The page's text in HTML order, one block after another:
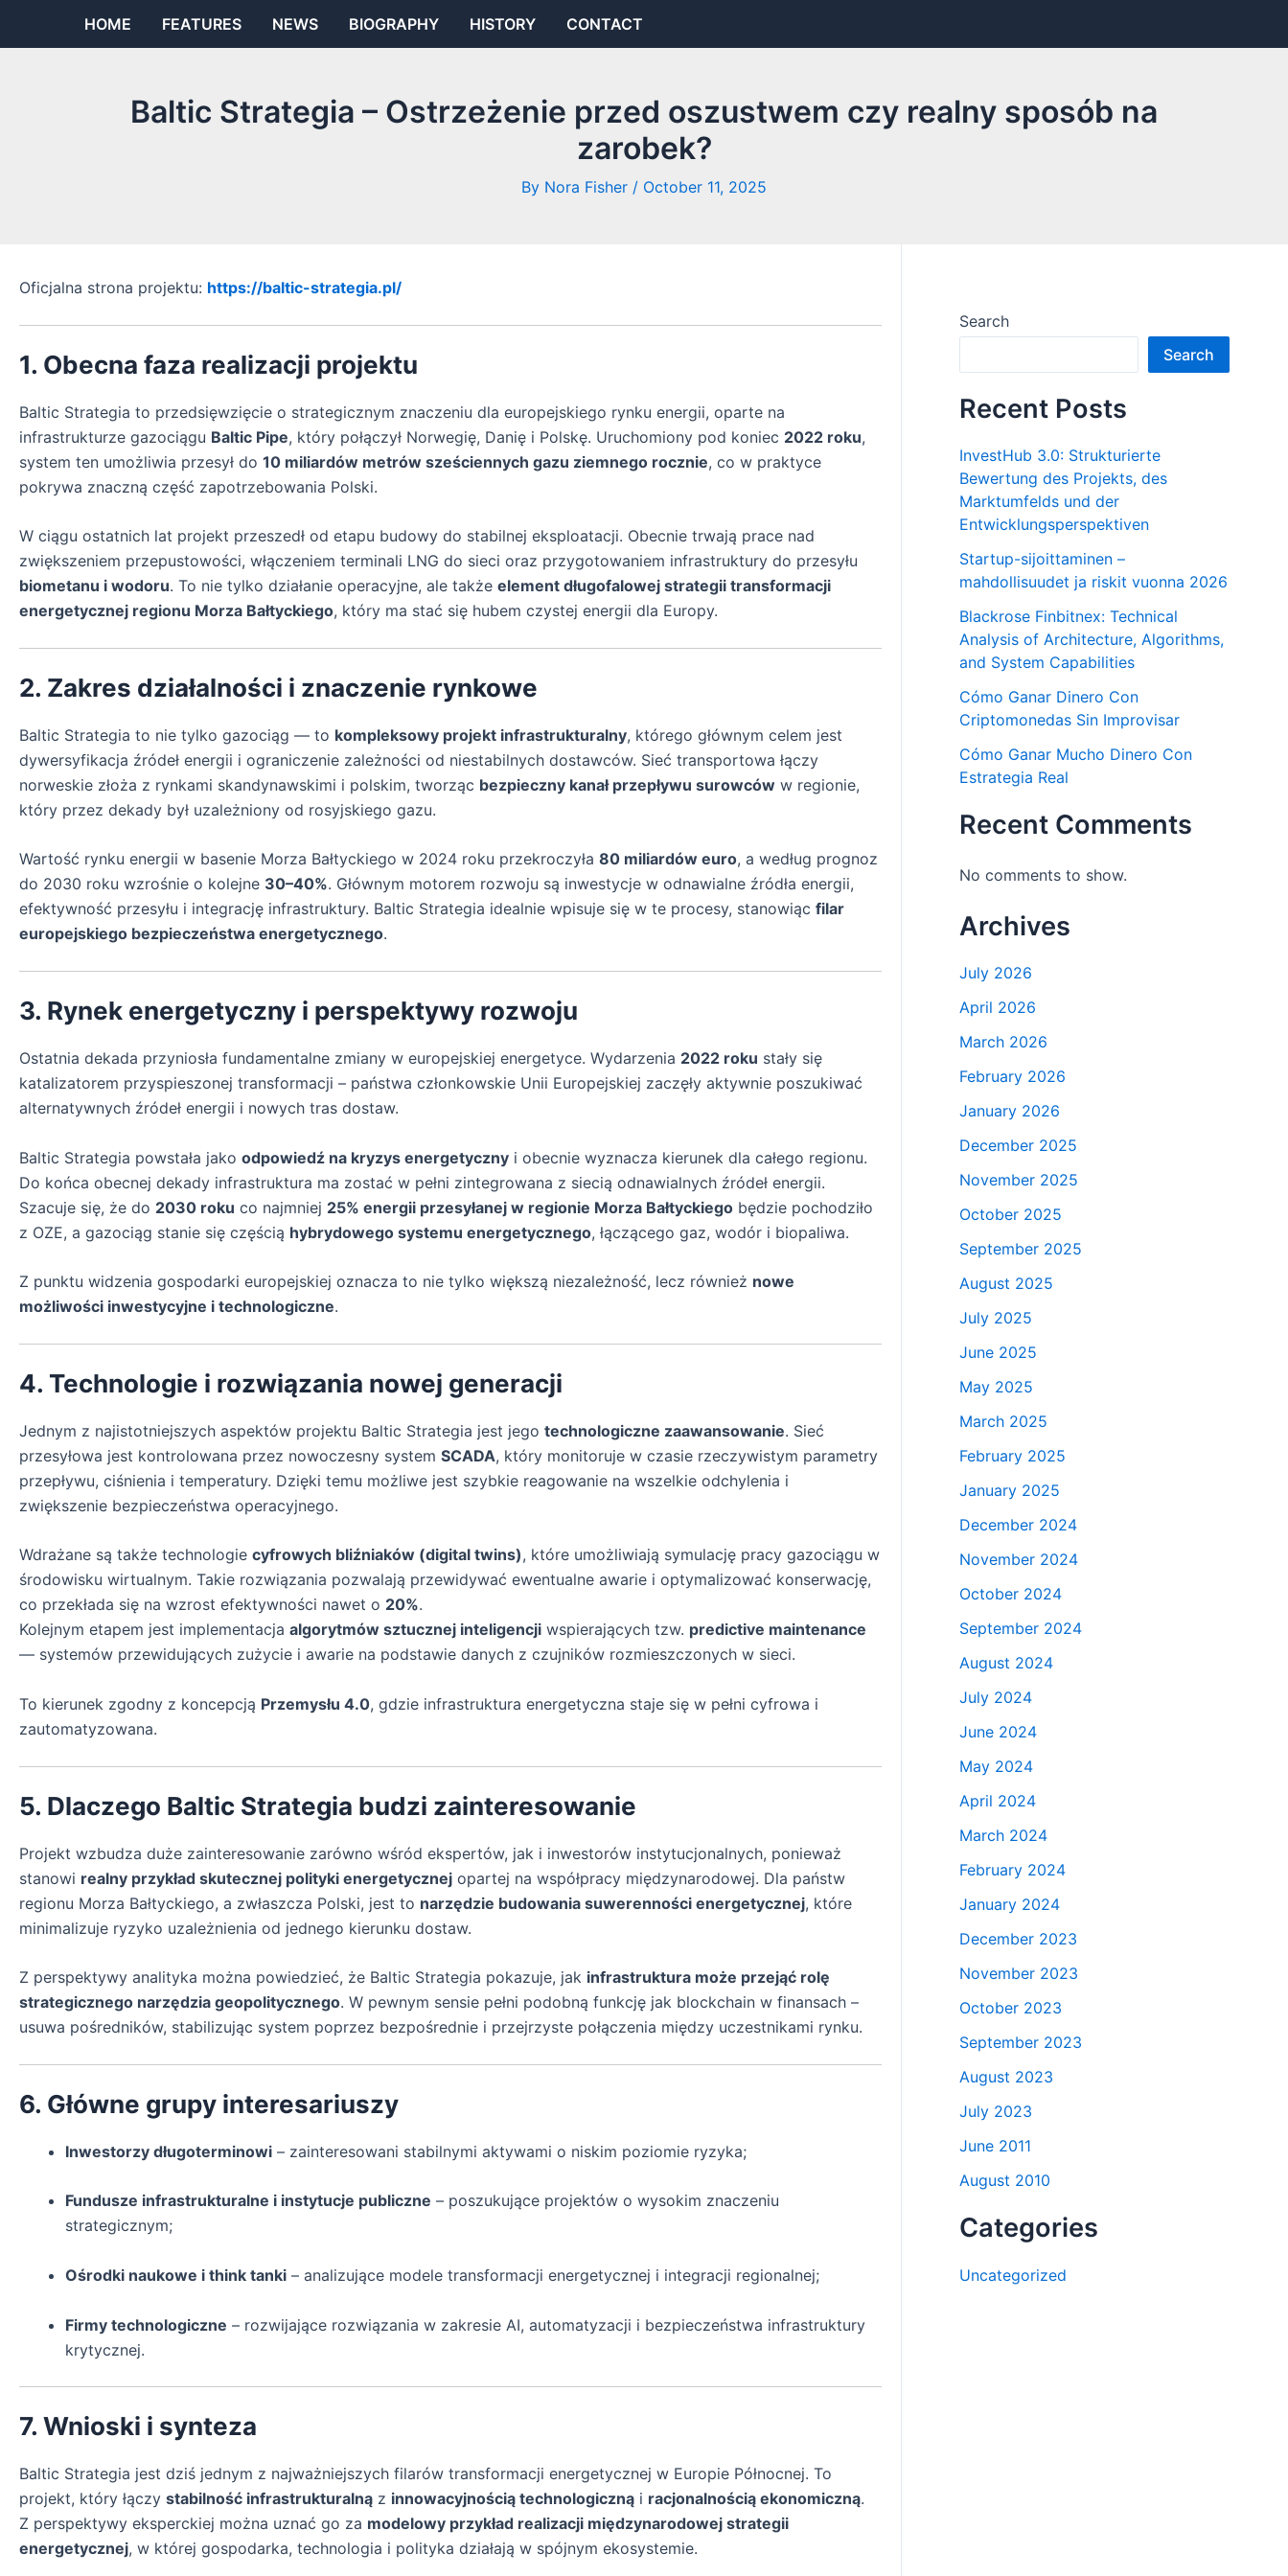
HOME FEATURES NEWS BIOGRAPHY HISTORY CONTACT
Baltic Strategia – Ostrzeżenie przed oszustwem czy realny sposób na
zarobek?
By Nora Fisher / October 11, 2025
Oficjalna strona projektu: https://baltic-strategia.pl/
1. Obecna faza realizacji projektu
Baltic Strategia to przedsięwzięcie o strategicznym znaczeniu dla europejskiego rynku energii, oparte na
infrastrukturze gazociągu Baltic Pipe, który połączył Norwegię, Danię i Polskę. Uruchomiony pod koniec 2022 roku,
system ten umożliwia przesył do 10 miliardów metrów sześciennych gazu ziemnego rocznie, co w praktyce
pokrywa znaczną część zapotrzebowania Polski.
W ciągu ostatnich lat projekt przeszedł od etapu budowy do stabilnej eksploatacji. Obecnie trwają prace nad
zwiększeniem przepustowości, włączeniem terminali LNG do sieci oraz przygotowaniem infrastruktury do przesyłu
biometanu i wodoru. To nie tylko działanie operacyjne, ale także element długofalowej strategii transformacji
energetycznej regionu Morza Bałtyckiego, który ma stać się hubem czystej energii dla Europy.
2. Zakres działalności i znaczenie rynkowe
Baltic Strategia to nie tylko gazociąg — to kompleksowy projekt infrastrukturalny, którego głównym celem jest
dywersyfikacja źródeł energii i ograniczenie zależności od niestabilnych dostawców. Sieć transportowa łączy
norweskie złoża z rynkami skandynawskimi i polskim, tworząc bezpieczny kanał przepływu surowców w regionie,
który przez dekady był uzależniony od rosyjskiego gazu.
Wartość rynku energii w basenie Morza Bałtyckiego w 2024 roku przekroczyła 80 miliardów euro, a według prognoz
do 2030 roku wzrośnie o kolejne 30–40%. Głównym motorem rozwoju są inwestycje w odnawialne źródła energii,
efektywność przesyłu i integrację infrastruktury. Baltic Strategia idealnie wpisuje się w te procesy, stanowiąc filar
europejskiego bezpieczeństwa energetycznego.
3. Rynek energetyczny i perspektywy rozwoju
Ostatnia dekada przyniosła fundamentalne zmiany w europejskiej energetyce. Wydarzenia 2022 roku stały się
katalizatorem przyspieszonej transformacji – państwa członkowskie Unii Europejskiej zaczęły aktywnie poszukiwać
alternatywnych źródeł energii i nowych tras dostaw.
Baltic Strategia powstała jako odpowiedź na kryzys energetyczny i obecnie wyznacza kierunek dla całego regionu.
Do końca obecnej dekady infrastruktura ma zostać w pełni zintegrowana z siecią odnawialnych źródeł energii.
Szacuje się, że do 2030 roku co najmniej 25% energii przesyłanej w regionie Morza Bałtyckiego będzie pochodziło
z OZE, a gazociąg stanie się częścią hybrydowego systemu energetycznego, łączącego gaz, wodór i biopaliwa.
Z punktu widzenia gospodarki europejskiej oznacza to nie tylko większą niezależność, lecz również nowe
możliwości inwestycyjne i technologiczne.
4. Technologie i rozwiązania nowej generacji
Jednym z najistotniejszych aspektów projektu Baltic Strategia jest jego technologiczne zaawansowanie. Sieć
przesyłowa jest kontrolowana przez nowoczesny system SCADA, który monitoruje w czasie rzeczywistym parametry
przepływu, ciśnienia i temperatury. Dzięki temu możliwe jest szybkie reagowanie na wszelkie odchylenia i
zwiększenie bezpieczeństwa operacyjnego.
Wdrażane są także technologie cyfrowych bliźniaków (digital twins), które umożliwiają symulację pracy gazociągu w
środowisku wirtualnym. Takie rozwiązania pozwalają przewidywać ewentualne awarie i optymalizować konserwację,
co przekłada się na wzrost efektywności nawet o 20%.
Kolejnym etapem jest implementacja algorytmów sztucznej inteligencji wspierających tzw. predictive maintenance
— systemów przewidujących zużycie i awarie na podstawie danych z czujników rozmieszczonych w sieci.
To kierunek zgodny z koncepcją Przemysłu 4.0, gdzie infrastruktura energetyczna staje się w pełni cyfrowa i
zautomatyzowana.
5. Dlaczego Baltic Strategia budzi zainteresowanie
Projekt wzbudza duże zainteresowanie zarówno wśród ekspertów, jak i inwestorów instytucjonalnych, ponieważ
stanowi realny przykład skutecznej polityki energetycznej opartej na współpracy międzynarodowej. Dla państw
regionu Morza Bałtyckiego, a zwłaszcza Polski, jest to narzędzie budowania suwerenności energetycznej, które
minimalizuje ryzyko uzależnienia od jednego kierunku dostaw.
Z perspektywy analityka można powiedzieć, że Baltic Strategia pokazuje, jak infrastruktura może przejąć rolę
strategicznego narzędzia geopolitycznego. W pewnym sensie pełni podobną funkcję jak blockchain w finansach –
usuwa pośredników, stabilizując system poprzez bezpośrednie i przejrzyste połączenia między uczestnikami rynku.
6. Główne grupy interesariuszy
Inwestorzy długoterminowi – zainteresowani stabilnymi aktywami o niskim poziomie ryzyka;
Fundusze infrastrukturalne i instytucje publiczne – poszukujące projektów o wysokim znaczeniu
strategicznym;
Ośrodki naukowe i think tanki – analizujące modele transformacji energetycznej i integracji regionalnej;
Firmy technologiczne – rozwijające rozwiązania w zakresie AI, automatyzacji i bezpieczeństwa infrastruktury
krytycznej.
7. Wnioski i synteza
Baltic Strategia jest dziś jednym z najważniejszych filarów transformacji energetycznej w Europie Północnej. To
projekt, który łączy stabilność infrastrukturalną z innowacyjnością technologiczną i racjonalnością ekonomiczną.
Z perspektywy eksperckiej można uznać go za modelowy przykład realizacji międzynarodowej strategii
energetycznej, w której gospodarka, technologia i polityka działają w spójnym ekosystemie.
Search
Search
Recent Posts
InvestHub 3.0: Strukturierte
Bewertung des Projekts, des
Marktumfelds und der
Entwicklungsperspektiven
Startup-sijoittaminen –
mahdollisuudet ja riskit vuonna 2026
Blackrose Finbitnex: Technical
Analysis of Architecture, Algorithms,
and System Capabilities
Cómo Ganar Dinero Con
Criptomonedas Sin Improvisar
Cómo Ganar Mucho Dinero Con
Estrategia Real
Recent Comments
No comments to show.
Archives
July 2026
April 2026
March 2026
February 2026
January 2026
December 2025
November 2025
October 2025
September 2025
August 2025
July 2025
June 2025
May 2025
March 2025
February 2025
January 2025
December 2024
November 2024
October 2024
September 2024
August 2024
July 2024
June 2024
May 2024
April 2024
March 2024
February 2024
January 2024
December 2023
November 2023
October 2023
September 2023
August 2023
July 2023
June 2011
August 2010
Categories
Uncategorized